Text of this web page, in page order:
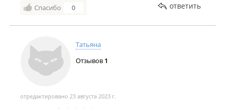
Спасибо 0 ответить
Татьяна
Отзывов 1
отредактировано 23 августа 2023 г.